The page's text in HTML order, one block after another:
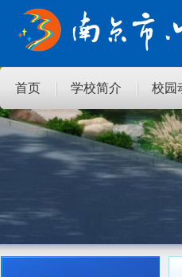
首页 学校简介 校园